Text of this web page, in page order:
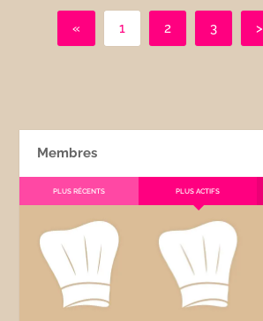
« 1 2 3 >
Membres
PLUS RÉCENTS PLUS ACTIFS